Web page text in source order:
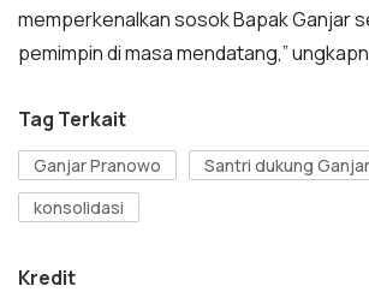
memperkenalkan sosok Bapak Ganjar
pemimpin di masa mendatang,”
Tag Terkait
Ganjar Pranowo Santri dukung Ganjar
konsolidasi
Kredit